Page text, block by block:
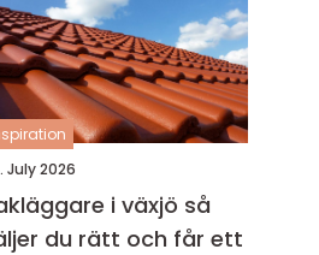
July 2026
i växjö så
du rätt och får ett